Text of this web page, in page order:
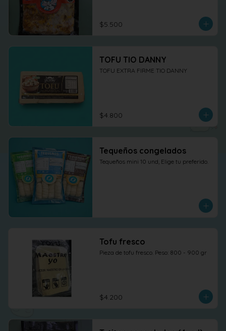
$5.500
TOFU TIO DANNY
TOFU EXTRA FIRME TIO DANNY
$4.800
Tequeños congelados
Tequeños mini 10 und, Elige tu preferido.
Tofu fresco
Pieza de tofu fresco. Peso: 800 - 900 gr
$4.200